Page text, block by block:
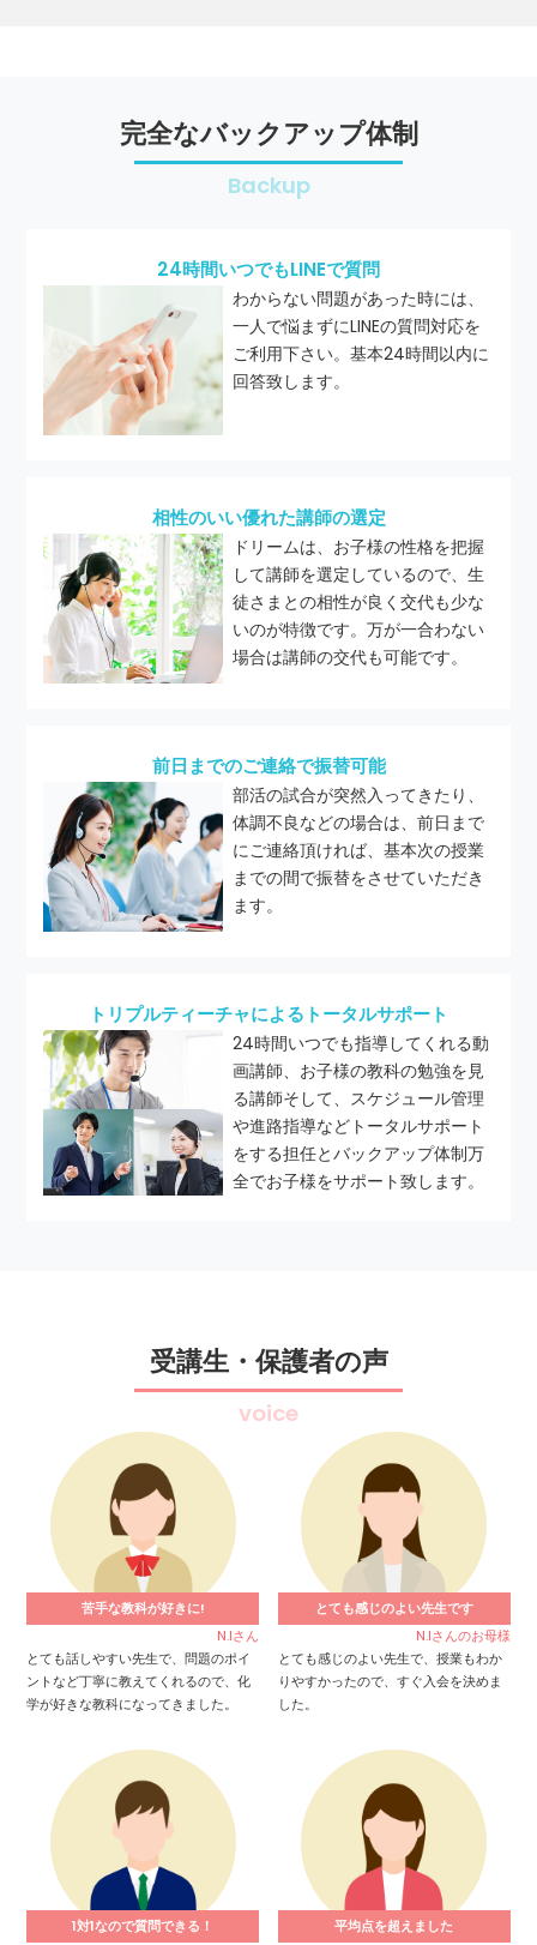
完全なバックアップ体制
Backup
24時間いつでもLINEで質問
わからない問題があった時には、
一人で悩まずにLINEの質問対応を
ご利用下さい。基本24時間以内に
回答致します。
相性のいい優れた講師の選定
ドリームは、お子様の性格を把握
して講師を選定しているので、生
徒さまとの相性が良く交代も少な
いのが特徴です。万が一合わない
場合は講師の交代も可能です。
前日までのご連絡で振替可能
部活の試合が突然入ってきたり、
体調不良などの場合は、前日まで
にご連絡頂ければ、基本次の授業
までの間で振替をさせていただき
ます。
トリプルティーチャによるトータルサポート
24時間いつでも指導してくれる動
画講師、お子様の教科の勉強を見
る講師そして、スケジュール管理
や進路指導などトータルサポート
をする担任とバックアップ体制万
全でお子様をサポート致します。
受講生・保護者の声
voice
苦手な教科が好きに!
N.Iさん
とても話しやすい先生で、問題のポイ
ントなど丁寧に教えてくれるので、化
学が好きな教科になってきました。
とても感じのよい先生です
N.Iさんのお母様
とても感じのよい先生で、授業もわか
りやすかったので、すぐ入会を決めま
した。
1対1なので質問できる！
平均点を超えました